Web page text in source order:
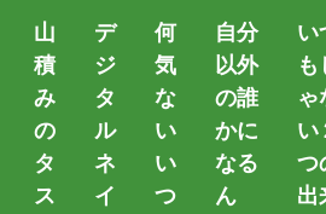
山
積
み
の
タ
ス
デ
ジ
タ
ル
ネ
イ
何
気
な
い
い
つ
自分
以外
の誰
かに
なる
ん
い
も
ゃ
い
つ
出